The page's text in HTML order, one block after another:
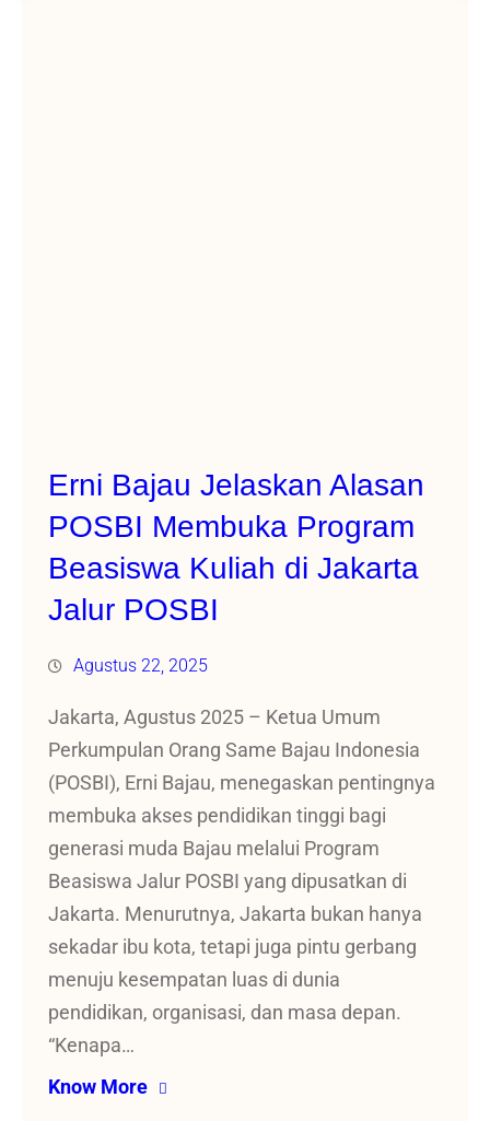
Erni Bajau Jelaskan Alasan
POSBI Membuka Program
Beasiswa Kuliah di Jakarta
Jalur POSBI
Agustus 22, 2025
Jakarta, Agustus 2025 – Ketua Umum
Perkumpulan Orang Same Bajau Indonesia
(POSBI), Erni Bajau, menegaskan pentingnya
membuka akses pendidikan tinggi bagi
generasi muda Bajau melalui Program
Beasiswa Jalur POSBI yang dipusatkan di
Jakarta. Menurutnya, Jakarta bukan hanya
sekadar ibu kota, tetapi juga pintu gerbang
menuju kesempatan luas di dunia
pendidikan, organisasi, dan masa depan.
“Kenapa…
Know More